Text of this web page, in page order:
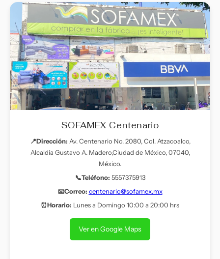
SOFAMEX Centenario
📍Dirección: Av. Centenario No. 2080, Col. Atzacoalco,
Alcaldía Gustavo A. Madero,Ciudad de México, 07040,
México.
📞Teléfono: 5557375913
📧Correo: centenario@sofamex.mx
⏰Horario: Lunes a Domingo 10:00 a 20:00 hrs
Ver en Google Maps